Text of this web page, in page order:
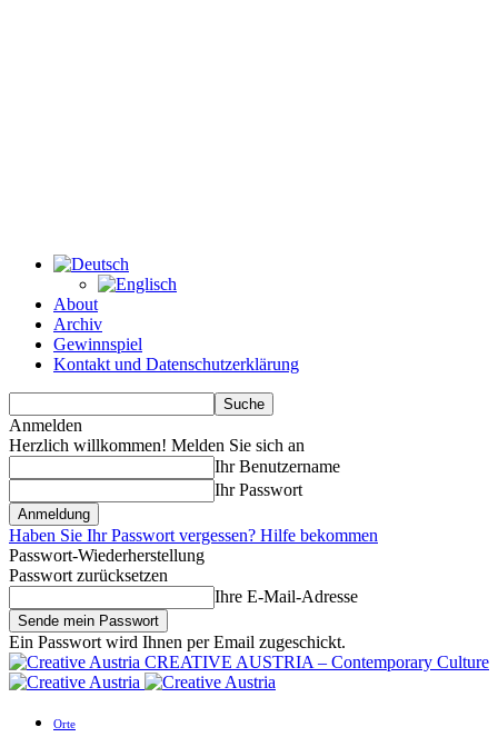
About
Archiv
Gewinnspiel
Kontakt und Datenschutzerklärung
Anmelden
Herzlich willkommen! Melden Sie sich an
Ihr Benutzername
Ihr Passwort
Haben Sie Ihr Passwort vergessen? Hilfe bekommen
Passwort-Wiederherstellung
Passwort zurücksetzen
Ihre E-Mail-Adresse
Ein Passwort wird Ihnen per Email zugeschickt.
CREATIVE AUSTRIA – Contemporary Culture
Orte